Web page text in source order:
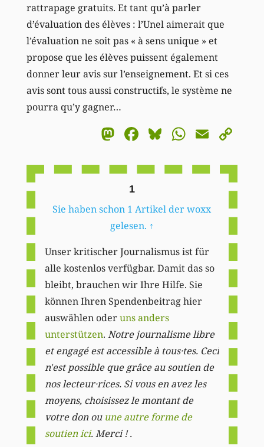
rattrapage gratuits. Et tant qu’à parler
d’évaluation des élèves : l’Unel aimerait que
l’évaluation ne soit pas « à sens unique » et
propose que les élèves puissent également
donner leur avis sur l’enseignement. Et si ces
avis sont tous aussi constructifs, le système ne
pourra qu’y gagner…
Mastodon
Facebook
BlueskyEmail
1
Sie haben schon 1 Artikel der woxx
gelesen. ↑
Unser kritischer Journalismus ist für
alle kostenlos verfügbar. Damit das so
bleibt, brauchen wir Ihre Hilfe. Sie
können Ihren Spendenbeitrag hier
auswählen oderuns anders
unterstützen. Notre journalisme libre
et engagé est accessible à tous·tes. Ceci
n'est possible que grâce au soutien de
nos lecteur·rices. Si vous en avez les
moyens, choisissez le montant de
votre don ou une autre forme de
soutien ici. Merci ! .